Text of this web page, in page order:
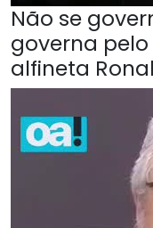
Não se
governa
alfineta